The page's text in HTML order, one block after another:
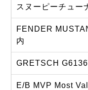
スヌーピーチュー
FENDER
内
GRETSCH
E/B MVP Most